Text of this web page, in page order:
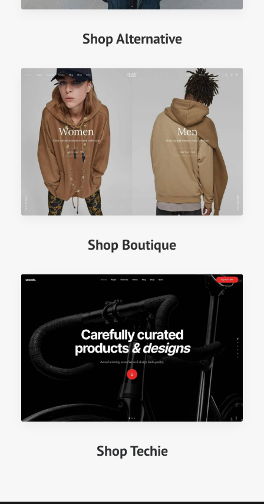
Shop Alternative
Shop Boutique
Shop Techie